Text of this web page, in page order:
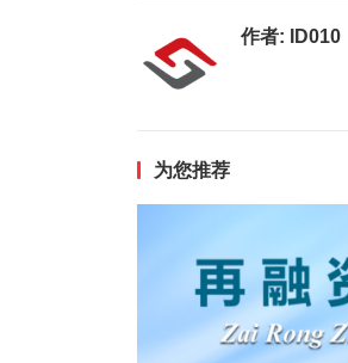
作者: ID010
为您推荐